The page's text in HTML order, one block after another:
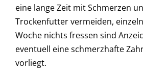
eine lange Zeit mit Schmerzen
Trockenfutter vermeiden,
Woche nichts fressen sind
eventuell eine schmerzhafte
vorliegt.